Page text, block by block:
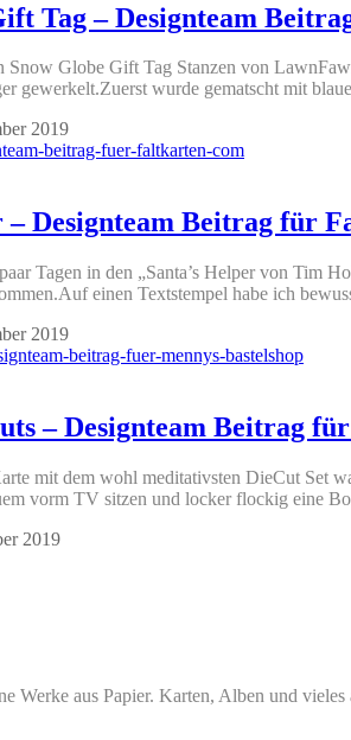
Tag – Designteam
Snow Globe Gift Tag Stanzen von
gewerkelt.Zuerst wurde gematscht mit
2019
– Designteam Beitrag für
Tagen in den „Santa’s Helper von Tim
einen Textstempel habe ich
2019
– Designteam Beitrag
mit dem wohl meditativsten DieCut Set
vorm TV sitzen und locker flockig eine
2019
Werke aus Papier. Karten, Alben und